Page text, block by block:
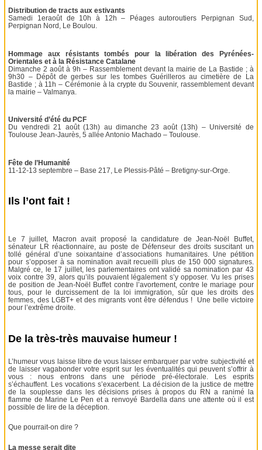
Distribution de tracts aux estivants
Samedi 1eraoût de 10h à 12h – Péages autoroutiers Perpignan Sud,
Perpignan Nord, Le Boulou.
Hommage aux résistants tombés pour la libération des Pyrénées-
Orientales et à la Résistance Catalane
Dimanche 2 août à 9h – Rassemblement devant la mairie de La Bastide ; à
9h30 – Dépôt de gerbes sur les tombes Guérilleros au cimetière de La
Bastide ; à 11h – Cérémonie à la crypte du Souvenir, rassemblement devant
la mairie – Valmanya.
Université d’été du PCF
Du vendredi 21 août (13h) au dimanche 23 août (13h) – Université de
Toulouse Jean-Jaurès, 5 allée Antonio Machado – Toulouse.
Fête de l’Humanité
11-12-13 septembre – Base 217, Le Plessis-Pâté – Bretigny-sur-Orge.
Ils l’ont fait !
Le 7 juillet, Macron avait proposé la candidature de Jean-Noël Buffet,
sénateur LR réactionnaire, au poste de Défenseur des droits suscitant un
tollé général d’une soixantaine d’associations humanitaires. Une pétition
pour s’opposer à sa nomination avait recueilli plus de 150 000 signatures.
Malgré ce, le 17 juillet, les parlementaires ont validé sa nomination par 43
voix contre 39, alors qu’ils pouvaient légalement s’y opposer. Vu les prises
de position de Jean-Noël Buffet contre l’avortement, contre le mariage pour
tous, pour le durcissement de la loi immigration, sûr que les droits des
femmes, des LGBT+ et des migrants vont être défendus ! Une belle victoire
pour l’extrême droite.
De la très-très mauvaise humeur !
L’humeur vous laisse libre de vous laisser embarquer par votre subjectivité et
de laisser vagabonder votre esprit sur les éventualités qui peuvent s’offrir à
vous : nous entrons dans une période pré-électorale. Les esprits
s’échauffent. Les vocations s’exacerbent. La décision de la justice de mettre
de la souplesse dans les décisions prises à propos du RN a ranimé la
flamme de Marine Le Pen et a renvoyé Bardella dans une attente où il est
possible de lire de la déception.
Que pourrait-on dire ?
La messe serait dite